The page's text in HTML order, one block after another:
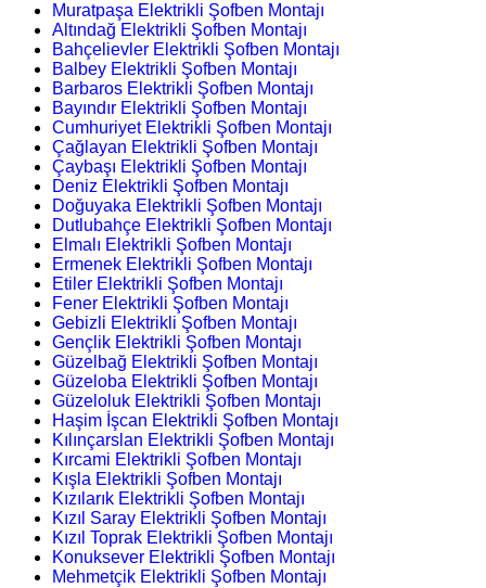
Muratpaşa Elektrikli Şofben Montajı
Altındağ Elektrikli Şofben Montajı
Bahçelievler Elektrikli Şofben Montajı
Balbey Elektrikli Şofben Montajı
Barbaros Elektrikli Şofben Montajı
Bayındır Elektrikli Şofben Montajı
Cumhuriyet Elektrikli Şofben Montajı
Çağlayan Elektrikli Şofben Montajı
Çaybaşı Elektrikli Şofben Montajı
Deniz Elektrikli Şofben Montajı
Doğuyaka Elektrikli Şofben Montajı
Dutlubahçe Elektrikli Şofben Montajı
Elmalı Elektrikli Şofben Montajı
Ermenek Elektrikli Şofben Montajı
Etiler Elektrikli Şofben Montajı
Fener Elektrikli Şofben Montajı
Gebizli Elektrikli Şofben Montajı
Gençlik Elektrikli Şofben Montajı
Güzelbağ Elektrikli Şofben Montajı
Güzeloba Elektrikli Şofben Montajı
Güzeloluk Elektrikli Şofben Montajı
Haşim İşcan Elektrikli Şofben Montajı
Kılınçarslan Elektrikli Şofben Montajı
Kırcami Elektrikli Şofben Montajı
Kışla Elektrikli Şofben Montajı
Kızılarık Elektrikli Şofben Montajı
Kızıl Saray Elektrikli Şofben Montajı
Kızıl Toprak Elektrikli Şofben Montajı
Konuksever Elektrikli Şofben Montajı
Mehmetçik Elektrikli Şofben Montajı